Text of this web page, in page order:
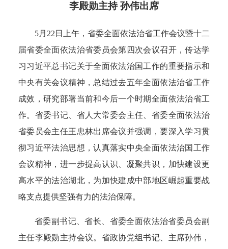
李殿勋主持 孙伟出席
5月22日上午，省委全面依法治省工作会议暨十二
届省委全面依法治省委员会第四次会议召开，传达学
习习近平总书记关于全面依法治国工作的重要指示和
中央有关会议精神，总结过去五年全面依法治省工作
成效，研究部署当前和今后一个时期全面依法治省工
作。省委书记、省人大常委会主任、省委全面依法治
省委员会主任王忠林出席会议并强调，要深入学习贯
彻习近平法治思想，认真落实中央全面依法治国工作
会议精神，进一步提高认识、凝聚共识，加快建设更
高水平的法治湖北，为加快建成中部地区崛起重要战
略支点提供坚强有力的法治保障。
省委副书记、省长、省委全面依法治省委员会副
主任李殿勋主持会议。省政协党组书记、主席孙伟，